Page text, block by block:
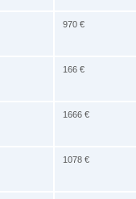
970 €
166 €
1666 €
1078 €